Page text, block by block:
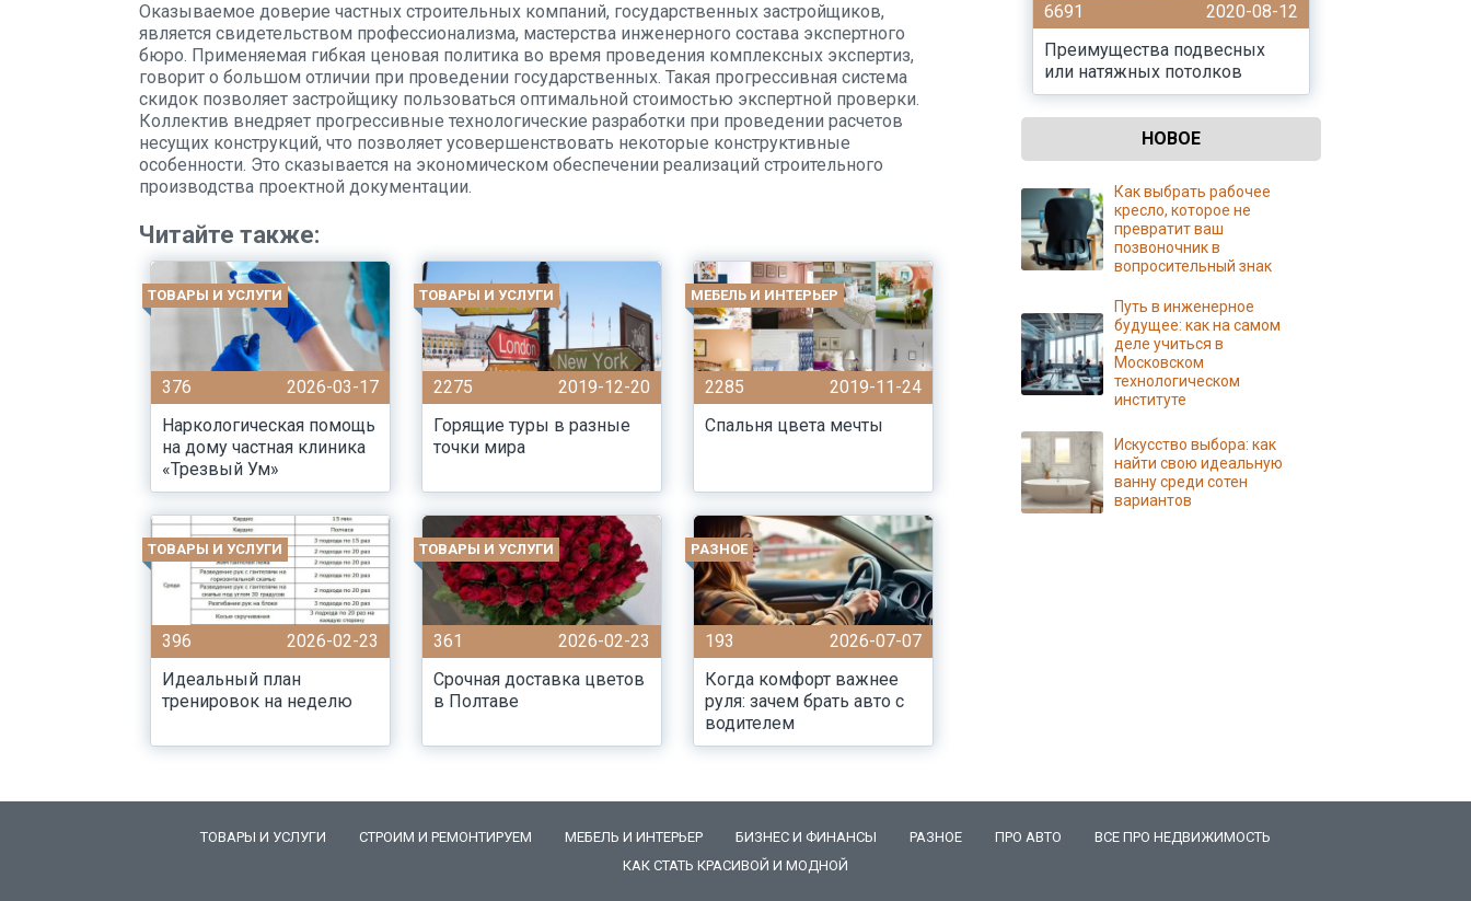
Оказываемое доверие частных строительных компаний, государственных застройщиков,
является свидетельством профессионализма, мастерства инженерного состава экспертного
бюро. Применяемая гибкая ценовая политика во время проведения комплексных экспертиз,
говорит о большом отличии при проведении государственных. Такая прогрессивная система
скидок позволяет застройщику пользоваться оптимальной стоимостью экспертной проверки.
Коллектив внедряет прогрессивные технологические разработки при проведении расчетов
несущих конструкций, что позволяет усовершенствовать некоторые конструктивные
особенности. Это сказывается на экономическом обеспечении реализаций строительного
производства проектной документации.
Читайте также:
ТОВАРЫ И УСЛУГИ
376
2026-03-17
Наркологическая помощь
на дому частная клиника
«Трезвый Ум»
ТОВАРЫ И УСЛУГИ
2275
2019-12-20
Горящие туры в разные
точки мира
МЕБЕЛЬ И ИНТЕРЬЕР
2285
2019-11-24
Спальня цвета мечты
ТОВАРЫ И УСЛУГИ
396
2026-02-23
Идеальный план
тренировок на неделю
ТОВАРЫ И УСЛУГИ
361
2026-02-23
Срочная доставка цветов
в Полтаве
РАЗНОЕ
193
2026-07-07
Когда комфорт важнее
руля: зачем брать авто с
водителем
6691
2020-08-12
Преимущества подвесных
или натяжных потолков
НОВОЕ
Как выбрать рабочее
кресло, которое не
превратит ваш
позвоночник в
вопросительный знак
Путь в инженерное
будущее: как на самом
деле учиться в
Московском
технологическом
институте
Искусство выбора: как
найти свою идеальную
ванну среди сотен
вариантов
ТОВАРЫ И УСЛУГИ СТРОИМ И РЕМОНТИРУЕМ МЕБЕЛЬ И ИНТЕРЬЕР БИЗНЕС И ФИНАНСЫ РАЗНОЕ ПРО АВТО
ВСЕ ПРО НЕДВИЖИМОСТЬ
КАК СТАТЬ КРАСИВОЙ И МОДНОЙ